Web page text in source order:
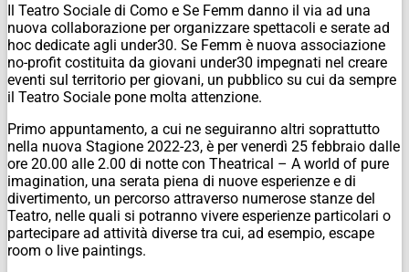
Il Teatro Sociale di Como e Se Femm danno il via ad una
nuova collaborazione per organizzare spettacoli e serate ad
hoc dedicate agli under30. Se Femm è nuova associazione
no-profit costituita da giovani under30 impegnati nel creare
eventi sul territorio per giovani, un pubblico su cui da sempre
il Teatro Sociale pone molta attenzione.
Primo appuntamento, a cui ne seguiranno altri soprattutto
nella nuova Stagione 2022-23, è per venerdì 25 febbraio dalle
ore 20.00 alle 2.00 di notte con Theatrical – A world of pure
imagination, una serata piena di nuove esperienze e di
divertimento, un percorso attraverso numerose stanze del
Teatro, nelle quali si potranno vivere esperienze particolari o
partecipare ad attività diverse tra cui, ad esempio, escape
room o live paintings.